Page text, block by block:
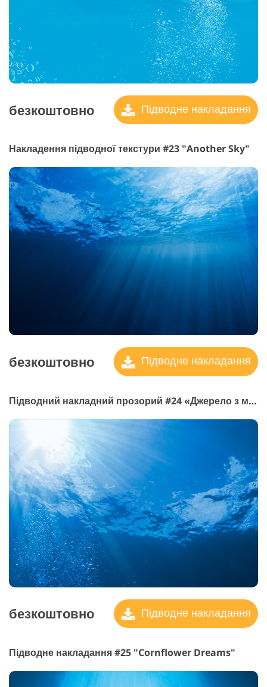
безкоштовно Підводне накладання
Накладення підводної текстури #23 "Another Sky"
безкоштовно Підводне накладання
Підводний накладний прозорий #24 «Джерело з мудрості»
безкоштовно Підводне накладання
Підводне накладання #25 "Cornflower Dreams"